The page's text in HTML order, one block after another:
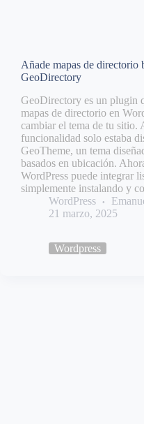
Añade mapas de directorio
GeoDirectory
GeoDirectory es un plugin
mapas de directorio en
cambiar el tema de tu sitio.
funcionalidad solo estaba
GeoTheme, un tema
basados en ubicación.
WordPress puede integrar
simplemente instalando y
WordPress
21 marzo, 2025
Wordpress